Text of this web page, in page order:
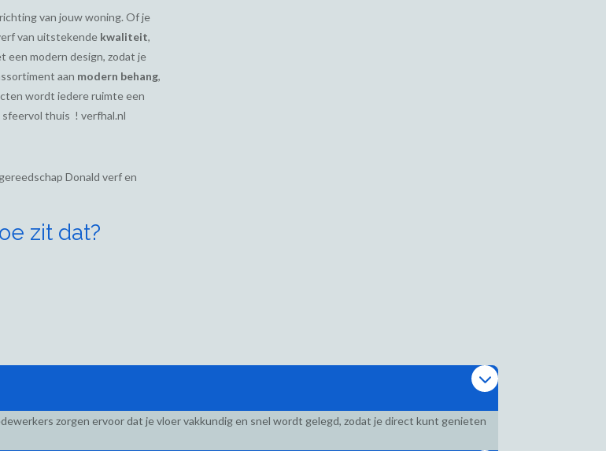
van jouw woning. Of je
van uitstekende kwaliteit,
een modern design, zodat je
aan modern behang,
wordt iedere ruimte een
thuis ! verfhal.nl
Donald verf en
zit dat?
zorgen ervoor dat je vloer vakkundig en snel wordt gelegd, zodat je direct kunt genieten